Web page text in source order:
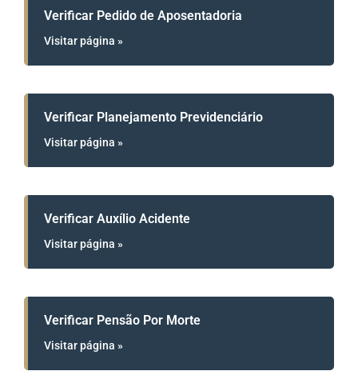
Verificar Pedido de Aposentadoria
Visitar página »
Verificar Planejamento Previdenciário
Visitar página »
Verificar Auxílio Acidente
Visitar página »
Verificar Pensão Por Morte
Visitar página »